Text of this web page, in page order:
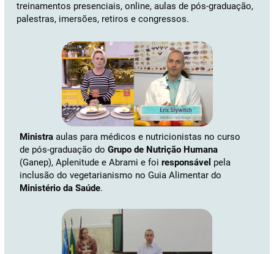
treinamentos presenciais, online, aulas de pós-graduação,
palestras, imersões, retiros e congressos.
Ministra aulas para médicos e nutricionistas no curso
de pós-graduação do Grupo de Nutrição Humana
(Ganep), Aplenitude e Abrami e foi responsável pela
inclusão do vegetarianismo no Guia Alimentar do
Ministério da Saúde.